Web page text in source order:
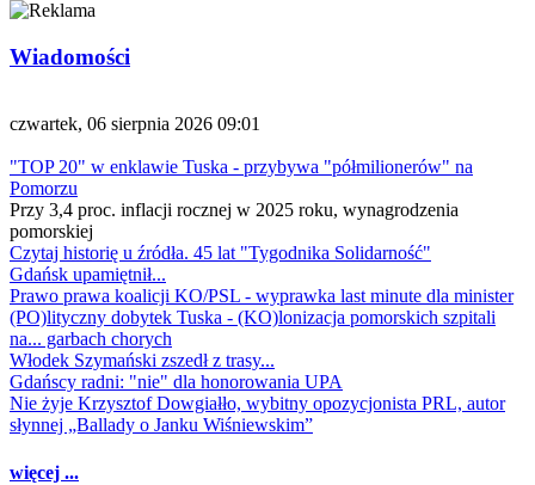
Wiadomości
czwartek, 06 sierpnia 2026 09:01
"TOP 20" w enklawie Tuska - przybywa "półmilionerów" na
Pomorzu
Przy 3,4 proc. inflacji rocznej w 2025 roku, wynagrodzenia
pomorskiej
Czytaj historię u źródła. 45 lat "Tygodnika Solidarność"
Gdańsk upamiętnił...
Prawo prawa koalicji KO/PSL - wyprawka last minute dla minister
(PO)lityczny dobytek Tuska - (KO)lonizacja pomorskich szpitali
na... garbach chorych
Włodek Szymański zszedł z trasy...
Gdańscy radni: "nie" dla honorowania UPA
Nie żyje Krzysztof Dowgiałło, wybitny opozycjonista PRL, autor
słynnej „Ballady o Janku Wiśniewskim”
więcej ...